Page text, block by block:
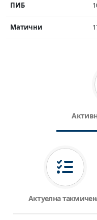
ПИБ
Матични
Актуелна